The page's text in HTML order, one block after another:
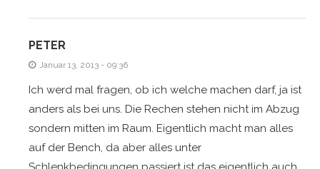
PETER
Januar 13, 2013 - 09:36
Ich werd mal fragen, ob ich welche machen darf, ja ist
anders als bei uns. Die Rechen stehen nicht im Abzug
sondern mitten im Raum. Eigentlich macht man alles
auf der Bench, da aber alles unter